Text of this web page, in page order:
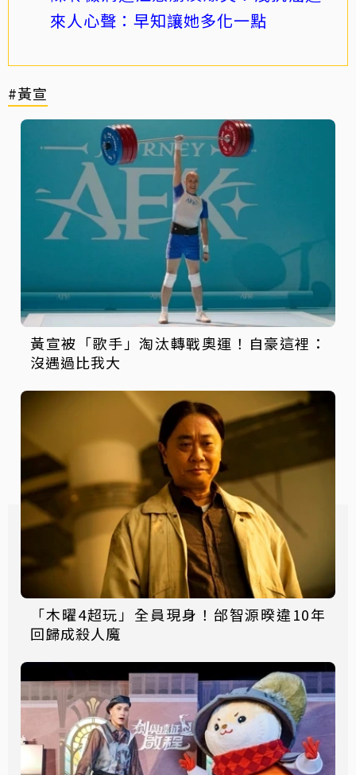
來人心聲：早知讓她多化一點
#黃宣
黃宣被「歌手」淘汰轉戰奧運！自豪這裡：
沒遇過比我大
「木曜4超玩」全員現身！邰智源暌違10年
回歸成殺人魔